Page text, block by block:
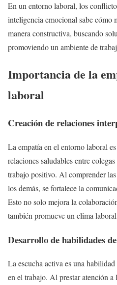
En un entorno laboral, los
inteligencia emocional sabe cómo
manera constructiva, buscando
promoviendo un ambiente de
Importancia de la
laboral
Creación de relaciones
La empatía en el entorno laboral
relaciones saludables entre
trabajo positivo. Al comprender
los demás, se fortalece la
Esto no solo mejora la
también promueve un clima
Desarrollo de habilidades
La escucha activa es una
en el trabajo. Al prestar atención a